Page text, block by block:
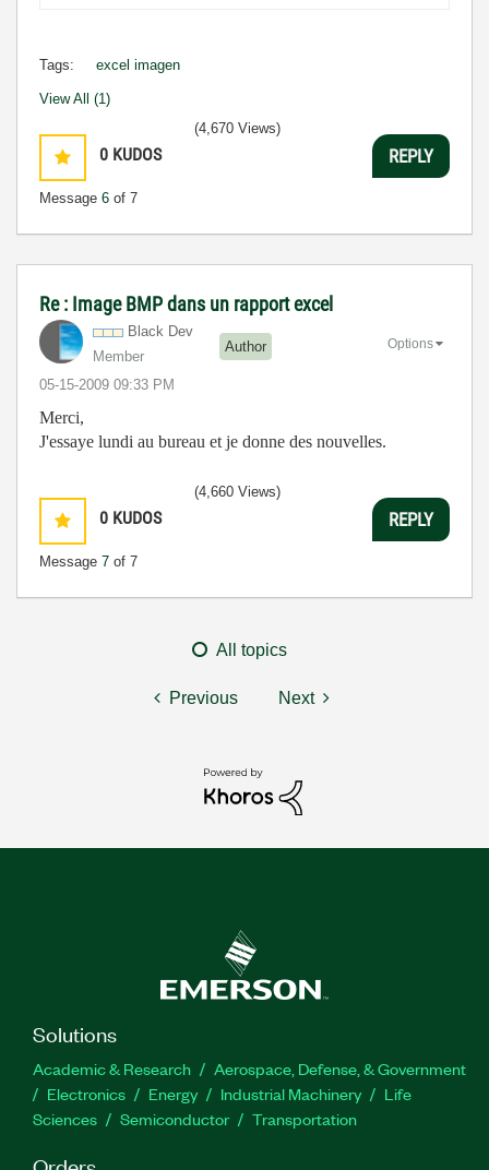
Tags: excel imagen
View All (1)
0 KUDOS
Message 6 of 7
(4,670 Views)
REPLY
Re : Image BMP dans un rapport excel
Black Dev
Member
Author
‎05-15-2009 09:33 PM
Options
Merci,
J'essaye lundi au bureau et je donne des nouvelles.
0 KUDOS
Message 7 of 7
(4,660 Views)
REPLY
All topics
Previous Next
Solutions
Academic & Research
Aerospace, Defense, & Government
Electronics
Energy Industrial Machinery
Life
Sciences
Semiconductor Transportation